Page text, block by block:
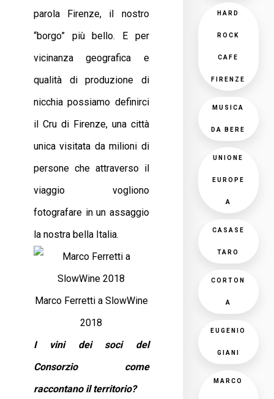
parola Firenze, il nostro
“borgo” più bello. E per
vicinanza geografica e
qualità di produzione di
nicchia possiamo definirci
il Cru di Firenze, una città
unica visitata da milioni di
persone che attraverso il
viaggio vogliono
fotografare in un assaggio
la nostra bella Italia.
Marco Ferretti a SlowWine
2018
I vini dei soci del
Consorzio come
raccontano il territorio?
HARD
ROCK
CAFE
FIRENZE
MUSICA
DA BERE
UNIONE
EUROPE
A
CASASE
TARO
CORTON
A
EUGENIO
GIANI
MARCO